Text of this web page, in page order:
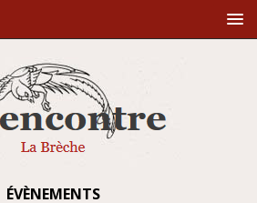
ÉVÈNEMENTS